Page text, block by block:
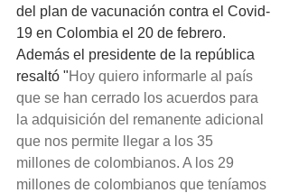
del plan de vacunación contra el Covid-
19 en Colombia el 20 de febrero.
Además el presidente de la república
resaltó "Hoy quiero informarle al país
que se han cerrado los acuerdos para
la adquisición del remanente adicional
que nos permite llegar a los 35
millones de colombianos. A los 29
millones de colombianos que teníamos